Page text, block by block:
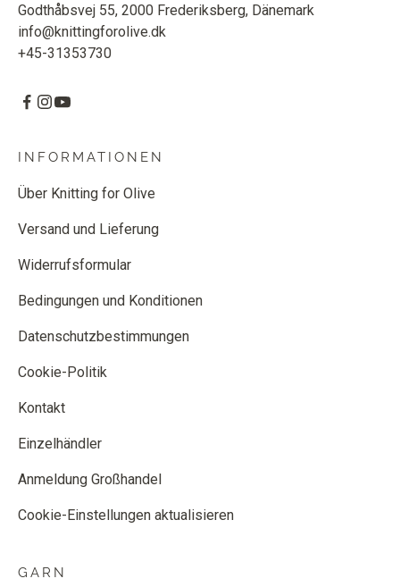
Godthåbsvej 55, 2000 Frederiksberg, Dänemark
info@knittingforolive.dk
+45-31353730
INFORMATIONEN
Über Knitting for Olive
Versand und Lieferung
Widerrufsformular
Bedingungen und Konditionen
Datenschutzbestimmungen
Cookie-Politik
Kontakt
Einzelhändler
Anmeldung Großhandel
Cookie-Einstellungen aktualisieren
GARN